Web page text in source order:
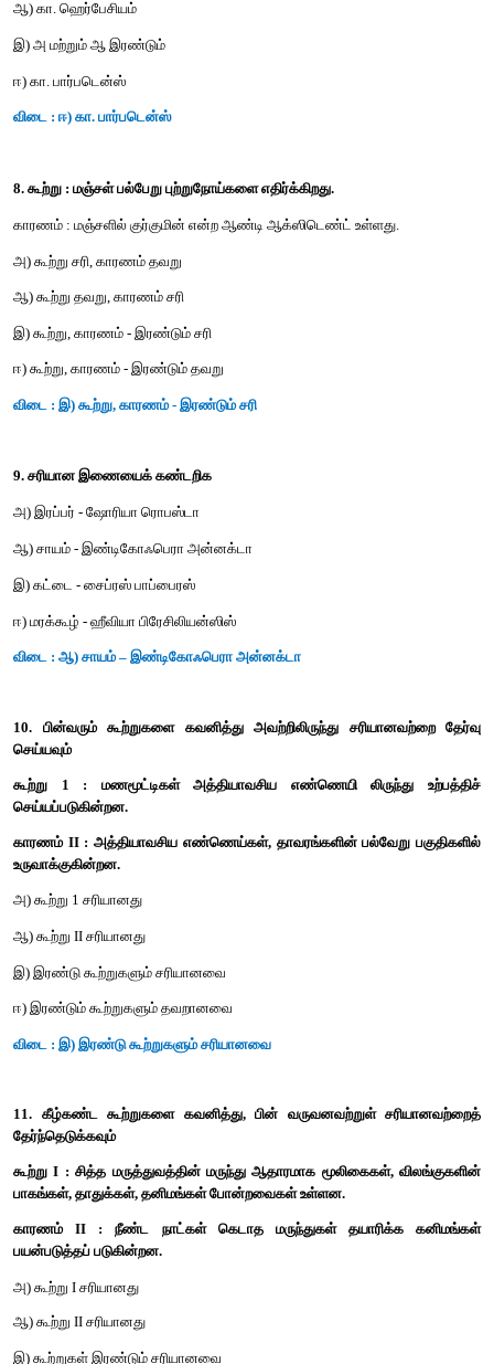
இ) டிப்டீரோகார்பேசி
ஈ) எபினேசி
6. டாமெரிடைஸ் இண்டிகாவின் பிறப்பிடம் ;
அ) ஆப்பிரிக்க வெப்பமண்டலப் பகுதி
ஆ) தென்னிந்தியா, ஸ்ரீலங்கா
விடை : அ) ஆப்பிரிக்க வெப்ப மண்டலப் பகுதி
அ) காஸிப்பியம் ஆர்போரிடம்
ஆ) கா. ஹெர்பேசியம்
ஈ) கா. பார்படென்ஸ்
விடை : ஈ) கா. பார்படென்ஸ்
காரணம் : மஞ்சளில் குர்குமின் என்ற ஆண்டி ஆக்ஸிடெண்ட்
அ) கூற்று சரி, காரணம் தவறு
ஆ) கூற்று தவறு, காரணம் சரி
ஈ) கூற்று, காரணம் - இரண்டும் தவறு
9. சரியான இணையைக் கண்டறிக
அ) இரப்பர் - ஷோரியா ரொபஸ்டா
ஆ) சாயம் - இண்டிகோஃபெரா அன்னக்டா